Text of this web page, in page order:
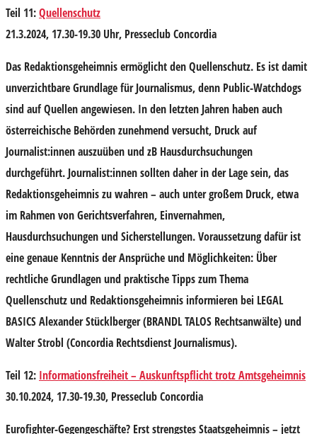
Teil 11:Quellenschutz
21.3.2024, 17.30-19.30 Uhr, Presseclub Concordia
Das Redaktionsgeheimnis ermöglicht den Quellenschutz. Es ist damit
unverzichtbare Grundlage für Journalismus, denn Public-Watchdogs
sind auf Quellen angewiesen. In den letzten Jahren haben auch
österreichische Behörden zunehmend versucht, Druck auf
Journalist:innen auszuüben und zB Hausdurchsuchungen
durchgeführt. Journalist:innen sollten daher in der Lage sein, das
Redaktionsgeheimnis zu wahren – auch unter großem Druck, etwa
im Rahmen von Gerichtsverfahren, Einvernahmen,
Hausdurchsuchungen und Sicherstellungen. Voraussetzung dafür ist
eine genaue Kenntnis der Ansprüche und Möglichkeiten: Über
rechtliche Grundlagen und praktische Tipps zum Thema
Quellenschutz und Redaktionsgeheimnis informieren bei LEGAL
BASICSAlexander Stücklberger(BRANDL TALOS Rechtsanwälte) und
Walter Strobl (Concordia Rechtsdienst Journalismus).
Teil 12: Informationsfreiheit – Auskunftspflicht trotz Amtsgeheimnis
30.10.2024, 17.30-19.30, Presseclub Concordia
Eurofighter-Gegengeschäfte? Erst strengstes Staatsgeheimnis – jetzt